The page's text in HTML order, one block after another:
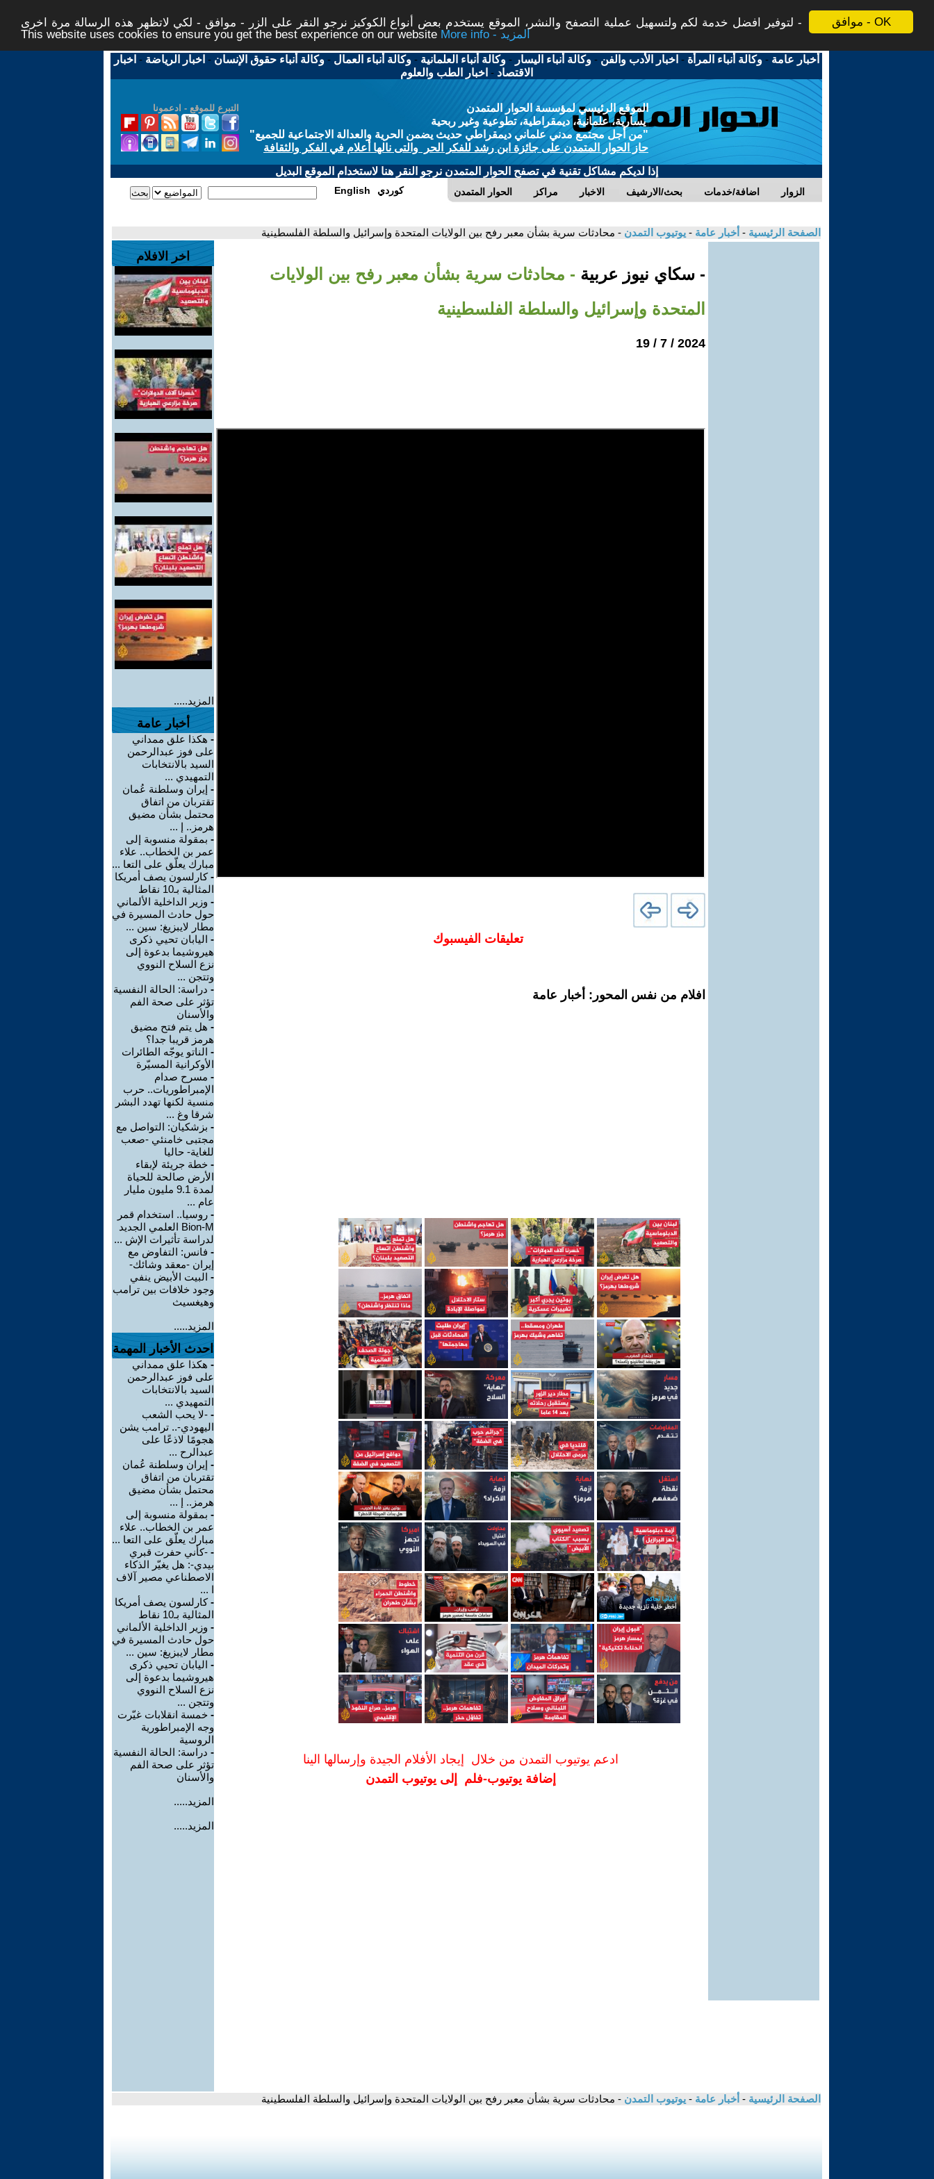
موافق - OK
لتوفير افضل خدمة لكم ولتسهيل عملية التصفح والنشر، الموقع يستخدم بعض أنواع الكوكيز نرجو النقر على الزر - موافق - لكي لاتظهر هذه الرسالة مرة اخرى -
This website uses cookies to ensure you get the best experience on our website
More info - المزيد
أخبار عامة -وكالة أنباء المرأة - اخبار الأدب والفن -وكالة أنباء اليسار -وكالة أنباء العلمانية -وكالة أنباء العمال -وكالة أنباء حقوق الإنسان - اخبار الرياضة - اخبار
الاقتصاد - اخبار الطب والعلوم
التبرع للموقع - ادعمونا
الموقع الرئيسي لمؤسسة الحوار المتمدن
يسارية، علمانية، ديمقراطية، تطوعية وغير ربحية
"من أجل مجتمع مدني علماني ديمقراطي حديث يضمن الحرية والعدالة الاجتماعية للجميع"
حاز الحوار المتمدن على جائزة ابن رشد للفكر الحر والتى نالها أعلام في الفكر والثقافة
إذا لديكم مشاكل تقنية في تصفح الحوار المتمدن نرجو النقر هنا لاستخدام الموقع البديل
الحوار المتمدن مراكز الاخبار بحث/الارشيف اضافة/خدمات الزوار English كوردي
الصفحة الرئيسية - أخبار عامة - يوتيوب التمدن - محادثات سرية بشأن معبر رفح بين الولايات المتحدة وإسرائيل والسلطة الفلسطينية
- سكاي نيوز عربية - محادثات سرية بشأن معبر رفح بين الولايات
المتحدة وإسرائيل والسلطة الفلسطينية
2024 / 7 / 19
تعليقات الفيسبوك
افلام من نفس المحور: أخبار عامة
ادعم يوتيوب التمدن من خلال إيجاد الأفلام الجيدة وإرسالها الينا
إضافة يوتيوب-فلم إلى يوتيوب التمدن
اخر الافلام
المزيد.....
أخبار عامة
- هكذا علق ممداني
على فوز عبدالرحمن
السيد بالانتخابات
التمهيدي ...
- إيران وسلطنة عُمان
تقتربان من اتفاق
محتمل بشأن مضيق
هرمز.. إ ...
- بمقولة منسوبة إلى
عمر بن الخطاب.. علاء
مبارك يعلّق على التعا ...
-كارلسون يصف أمريكا
المثالية بـ10 نقاط
- وزير الداخلية الألماني
حول حادث المسيرة في
مطار لايبزيغ: سين ...
- اليابان تحيي ذكرى
هيروشيما بدعوة إلى
نزع السلاح النووي
وتتجن ...
- دراسة: الحالة النفسية
تؤثر على صحة الفم
والأسنان
- هل يتم فتح مضيق
هرمز قريبا جدا؟
- الناتو يوجّه الطائرات
الأوكرانية المسيّرة
- مسرح صدام
الإمبراطوريات.. حرب
منسية لكنها تهدد البشر
شرقا وغ ...
- بزشكيان: التواصل مع
مجتبى خامنئي -صعب
للغاية- حاليا
- خطة جريئة لإبقاء
الأرض صالحة للحياة
لمدة 9.1 مليون مليار
عام ...
- روسيا.. استخدام قمر
Bion-M العلمي الجديد
لدراسة تأثيرات الإش ...
- فانس: التفاوض مع
إيران -معقد وشائك-
- البيت الأبيض ينفي
وجود خلافات بين ترامب
وهيغسيث
المزيد.....
احدث الأخبار المهمة
- هكذا علق ممداني
على فوز عبدالرحمن
السيد بالانتخابات
التمهيدي ...
- -لا يحب الشعب
اليهودي-.. ترامب يشن
هجومًا لاذعًا على
عبدالرح ...
- إيران وسلطنة عُمان
تقتربان من اتفاق
محتمل بشأن مضيق
هرمز.. إ ...
- بمقولة منسوبة إلى
عمر بن الخطاب.. علاء
مبارك يعلّق على التعا ...
- -كأني حفرت قبري
بيدي-: هل يغيّر الذكاء
الاصطناعي مصير آلاف
ا ...
-كارلسون يصف أمريكا
المثالية بـ10 نقاط
- وزير الداخلية الألماني
حول حادث المسيرة في
مطار لايبزيغ: سين ...
- اليابان تحيي ذكرى
هيروشيما بدعوة إلى
نزع السلاح النووي
وتتجن ...
- خمسة انقلابات غيّرت
وجه الإمبراطورية
الروسية
- دراسة: الحالة النفسية
تؤثر على صحة الفم
والأسنان
المزيد.....
المزيد.....
الصفحة الرئيسية - أخبار عامة - يوتيوب التمدن - محادثات سرية بشأن معبر رفح بين الولايات المتحدة وإسرائيل والسلطة الفلسطينية